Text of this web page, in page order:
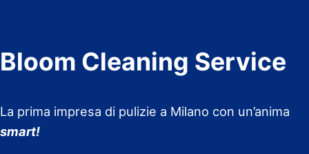
Bloom Cleaning Service
La prima impresa di pulizie a Milano con un’anima
smart!